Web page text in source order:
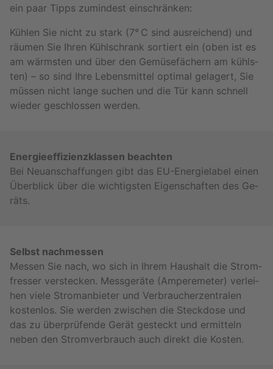
ein paar Tipps zu­min­dest ein­schrän­ken:
Küh­len Sie nicht zu stark (7° C sind aus­rei­chend) und
räu­men Sie Ihren Kühl­schrank sor­tiert ein (oben ist es
am wärms­ten und über den Ge­mü­se­fä­chern am kühls­
ten) – so sind Ihre Le­bens­mit­tel op­ti­mal ge­la­gert, Sie
müs­sen nicht lange su­chen und die Tür kann schnell
wie­der ge­schlos­sen wer­den.
En­er­gie­ef­fi­zi­enz­klas­sen be­ach­ten
Bei Neu­an­schaf­fun­gen gibt das EU-En­er­giela­bel einen
Über­blick über die wich­tigs­ten Ei­gen­schaf­ten des Ge­
räts.
Selbst nach­mes­sen
Mes­sen Sie nach, wo sich in Ihrem Haus­halt die Strom­
fres­ser ver­ste­cken. Mess­ge­rä­te (Am­pereme­ter) ver­lei­
hen viele Strom­an­bie­ter und Ver­brau­cher­zen­tra­len
kos­ten­los. Sie wer­den zwi­schen die Steck­do­se und
das zu über­prü­fen­de Gerät ge­steckt und er­mit­teln
neben den Strom­ver­brauch auch di­rekt die Kos­ten.